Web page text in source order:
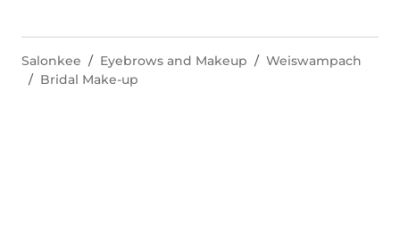
Salonkee Eyebrows and Makeup
Weiswampach
Bridal Make-up